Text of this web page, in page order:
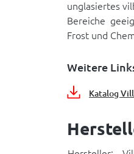
unglasiertes
Bereiche
Frost und
Weitere
Katalog